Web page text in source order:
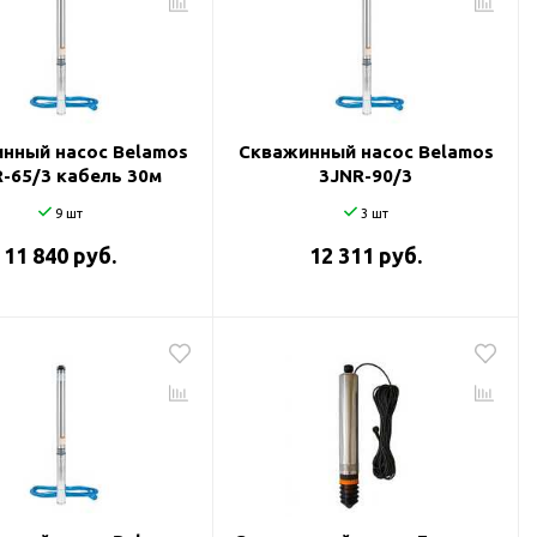
насос Belamos
65/3 кабель 30м
9 шт
11 840 руб.
Скважинный насос Belamos
3JNR-90/3
3 шт
12 311 руб.